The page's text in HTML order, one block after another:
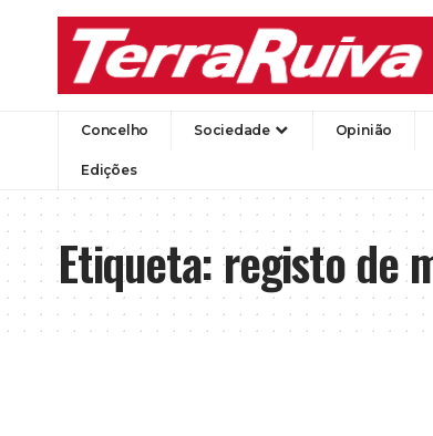
Concelho Sociedade Opinião
Edições
Etiqueta:registo de